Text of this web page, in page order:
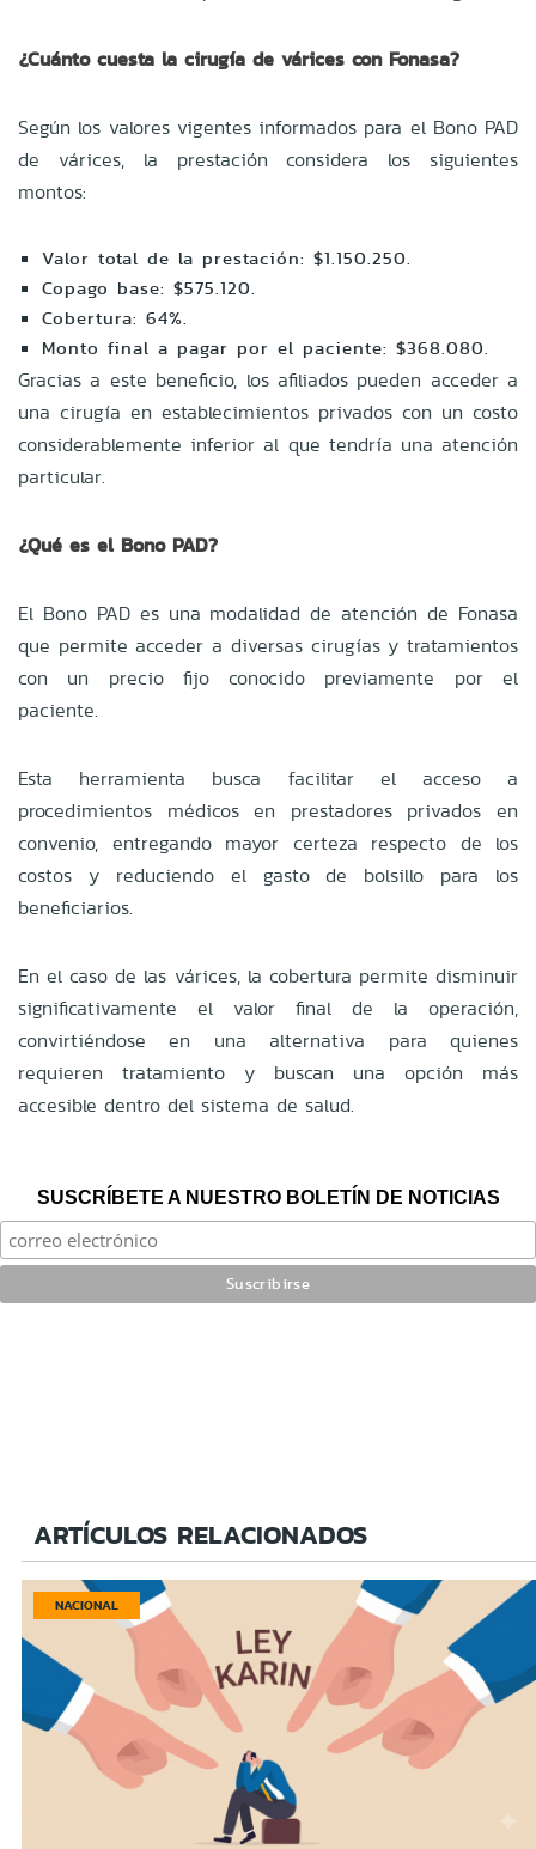
¿Cuánto cuesta la cirugía de várices con Fonasa?
Según los valores vigentes informados para el Bono PAD
de várices, la prestación considera los siguientes
montos:
Valor total de la prestación: $1.150.250.
Copago base: $575.120.
Cobertura: 64%.
Monto final a pagar por el paciente: $368.080.
Gracias a este beneficio, los afiliados pueden acceder a
una cirugía en establecimientos privados con un costo
considerablemente inferior al que tendría una atención
particular.
¿Qué es el Bono PAD?
El Bono PAD es una modalidad de atención de Fonasa
que permite acceder a diversas cirugías y tratamientos
con un precio fijo conocido previamente por el
paciente.
Esta herramienta busca facilitar el acceso a
procedimientos médicos en prestadores privados en
convenio, entregando mayor certeza respecto de los
costos y reduciendo el gasto de bolsillo para los
beneficiarios.
En el caso de las várices, la cobertura permite disminuir
significativamente el valor final de la operación,
convirtiéndose en una alternativa para quienes
requieren tratamiento y buscan una opción más
accesible dentro del sistema de salud.
SUSCRÍBETE A NUESTRO BOLETÍN DE NOTICIAS
ARTÍCULOS RELACIONADOS
NACIONAL